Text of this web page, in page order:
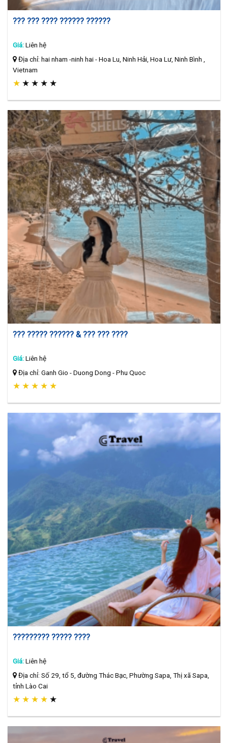
??? ??? ???? ?????? ??????
Giá:Liên hệ
Địa chỉ: hai nham -ninh hai - Hoa Lu, Ninh Hải, Hoa Lư, Ninh Bình ,
Vietnam
★ ★ ★ ★ ★
??? ????? ?????? & ??? ??? ????
Giá:Liên hệ
Địa chỉ: Ganh Gio - Duong Dong - Phu Quoc
★ ★ ★ ★ ★
????????? ????? ????
Giá:Liên hệ
Địa chỉ: Số 29, tổ 5, đường Thác Bạc, Phường Sapa, Thị xã Sapa,
tỉnh Lào Cai
★ ★ ★ ★ ★